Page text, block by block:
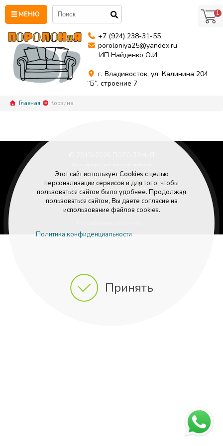
Принять
Этот сайт использует Cookies с целью
персонализации сервисов и для того, чтобы
пользоваться сайтом было удобнее. Продолжая
пользоваться сайтом, Вы даете согласие на
использование файлов cookies.
Политика конфиденциальности
МЕНЮ
+7 (924) 238-31-55
poroloniya25@yandex.ru
ИП Найденко О.И.
г. Владивосток, ул. Калинина 204
“Б”, строение 7
1
Главная Корзина
Политика конфиденциальности
+7 (924) 238-31-55
Poroloniya25@yandex.ru